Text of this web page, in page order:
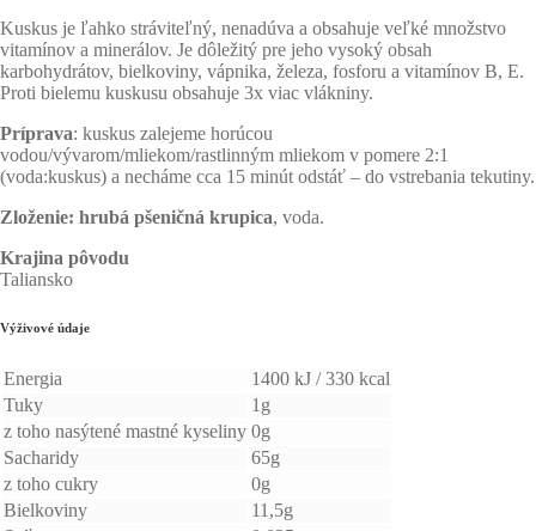
Kuskus je ľahko stráviteľný, nenadúva a obsahuje veľké množstvo
vitamínov a minerálov. Je dôležitý pre jeho vysoký obsah
karbohydrátov, bielkoviny, vápnika, železa, fosforu a vitamínov B, E.
Proti bielemu kuskusu obsahuje 3x viac vlákniny.
Príprava: kuskus zalejeme horúcou
vodou/vývarom/mliekom/rastlinným mliekom v pomere 2:1
(voda:kuskus) a necháme cca 15 minút odstáť – do vstrebania tekutiny.
Zloženie: hrubá pšeničná krupica, voda.
Krajina pôvodu
Taliansko
Výživové údaje
Energia
1400 kJ / 330 kcal
Tuky
1g
z toho nasýtené mastné kyseliny 0g
Sacharidy
65g
z toho cukry
0g
Bielkoviny
11,5g